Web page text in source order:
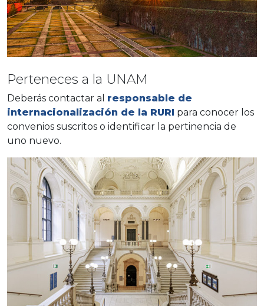
Perteneces a la UNAM
Deberás contactar al responsable de
internacionalización de la RURI para conocer los
convenios suscritos o identificar la pertinencia de
uno nuevo.